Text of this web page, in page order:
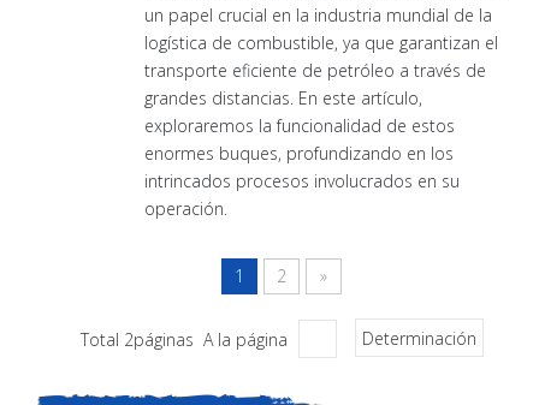
un papel crucial en la industria mundial de la
logística de combustible, ya que garantizan el
transporte eficiente de petróleo a través de
grandes distancias. En este artículo,
exploraremos la funcionalidad de estos
enormes buques, profundizando en los
intrincados procesos involucrados en su
operación.
1 2 »
Total 2páginas A la página Determinación